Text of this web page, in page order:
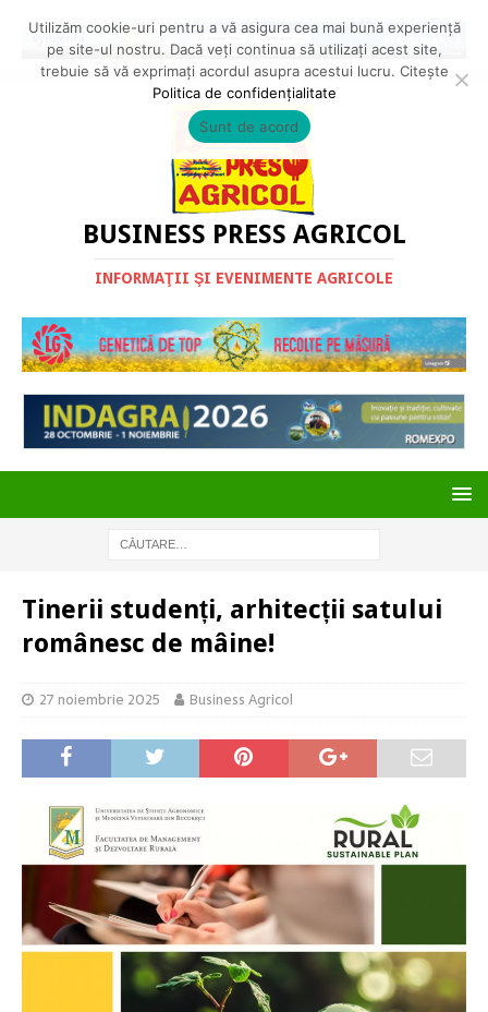
BUSINESS PRESS AGRICOL
INFORMAŢII ŞI EVENIMENTE AGRICOLE
Tinerii studenți, arhitecții satului
românesc de mâine!
27 noiembrie 2025 Business Agricol
Utilizăm cookie-uri pentru a vă asigura cea mai bună experiență
pe site-ul nostru. Dacă veți continua să utilizați acest site,
trebuie să vă exprimați acordul asupra acestui lucru. Citește
Politica de confidențialitate
Sunt de acord